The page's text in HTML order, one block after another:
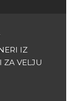
IZ
ZA VELJU